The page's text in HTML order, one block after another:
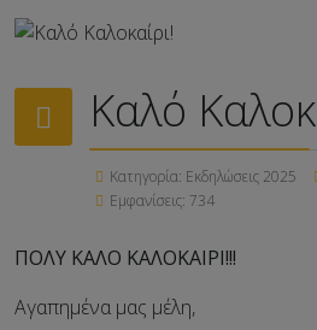
Καλό
Κατηγορία: Εκδηλώσεις 2025
Εμφανίσεις: 734
ΠΟΛΥ ΚΑΛΟ ΚΑΛΟΚΑΙΡΙ!!!
Αγαπημένα μας μέλη,